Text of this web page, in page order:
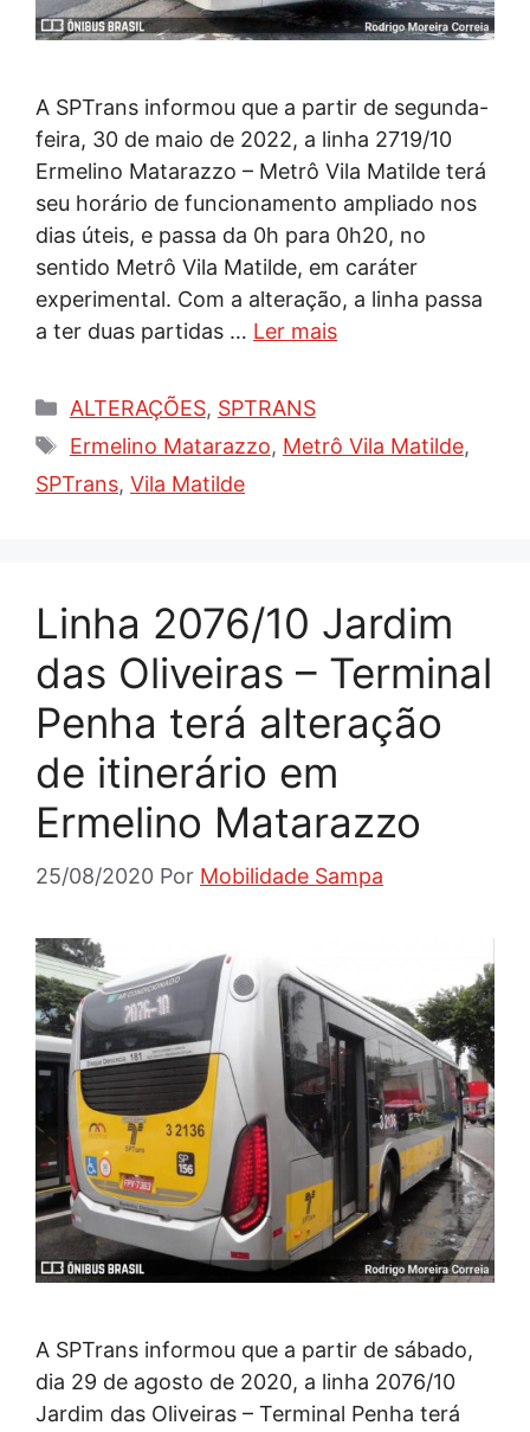
A SPTrans informou que a partir de segunda-
feira, 30 de maio de 2022, a linha 2719/10
Ermelino Matarazzo – Metrô Vila Matilde terá
seu horário de funcionamento ampliado nos
dias úteis, e passa da 0h para 0h20, no
sentido Metrô Vila Matilde, em caráter
experimental. Com a alteração, a linha passa
a ter duas partidas … Ler mais
Categorias
ALTERAÇÕES, SPTRANS
Tags
Ermelino Matarazzo, Metrô Vila Matilde,
SPTrans, Vila Matilde
Linha 2076/10 Jardim
das Oliveiras – Terminal
Penha terá alteração
de itinerário em
Ermelino Matarazzo
25/08/2020 Por Mobilidade Sampa
A SPTrans informou que a partir de sábado,
dia 29 de agosto de 2020, a linha 2076/10
Jardim das Oliveiras – Terminal Penha terá